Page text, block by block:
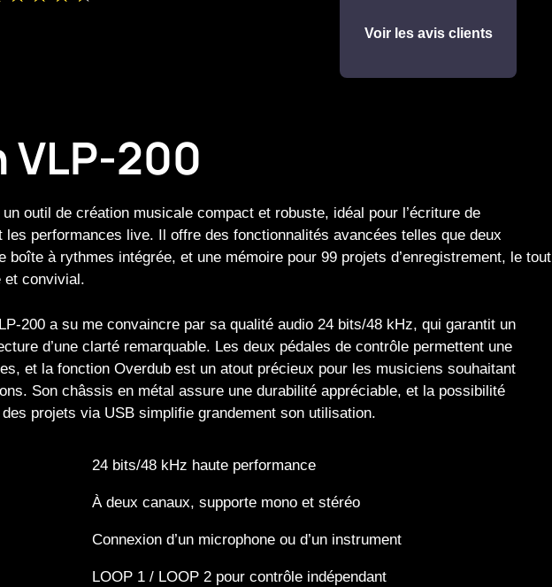
Voir les avis clients
VLP-200
outil de création musicale compact et robuste, idéal pour l’écriture de
les performances live. Il offre des fonctionnalités avancées telles que deux
boîte à rythmes intégrée, et une mémoire pour 99 projets d’enregistrement, le tout
et convivial.
200 a su me convaincre par sa qualité audio 24 bits/48 kHz, qui garantit un
d’une clarté remarquable. Les deux pédales de contrôle permettent une
et la fonction Overdub est un atout précieux pour les musiciens souhaitant
Son châssis en métal assure une durabilité appréciable, et la possibilité
des projets via USB simplifie grandement son utilisation.
24 bits/48 kHz haute performance
À deux canaux, supporte mono et stéréo
Connexion d’un microphone ou d’un instrument
LOOP 1 / LOOP 2 pour contrôle indépendant